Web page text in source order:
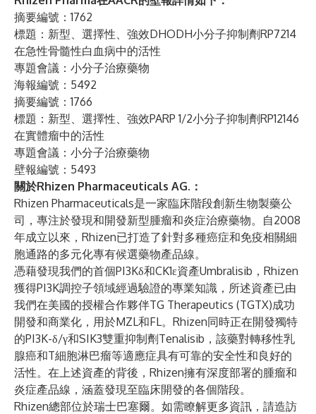
摘要編號：1762
標題：新型、選擇性、強效DHODH小分子抑制劑RP7214
在急性骨髓性白血病中的活性
專題會議：小分子治療藥物
海報編號：5492
摘要編號：1766
標題：新型、選擇性、強效PARP 1/2小分子抑制劑RP12146
在實體瘤中的活性
專題會議：小分子治療藥物
壁報編號：5493
關於Rhizen Pharmaceuticals AG.：
Rhizen Pharmaceuticals是一家臨床階段創新生物製藥公
司，專注於發現和開發新型腫瘤和炎症治療藥物。自2008
年成立以來，Rhizen已打造了針對多種癌症和免疫相關細
胞通路的多元化專有候選藥物產品線。
憑藉發現我們的首個PI3Kδ和CK1ε資產Umbralisib，Rhizen
獲得PI3K調控子領域經過驗證的專業知識，所述資產已由
我們在美國的授權合作夥伴TG Therapeutics (TGTX)成功
開發和商業化，用於MZL和FL。Rhizen同時正在開發獨特
的PI3K-δ/γ和SIK3雙重抑制劑Tenalisib，該藥對轉移性乳
腺癌和T細胞淋巴瘤等適應症具有可靠的安全性和良好的
活性。在上述資產的背後，Rhizen擁有深度部署的腫瘤和
炎症產品線，涵蓋發現至臨床開發的各個階段。
Rhizen總部位於瑞士巴塞爾。如需瞭解更多資訊，請造訪